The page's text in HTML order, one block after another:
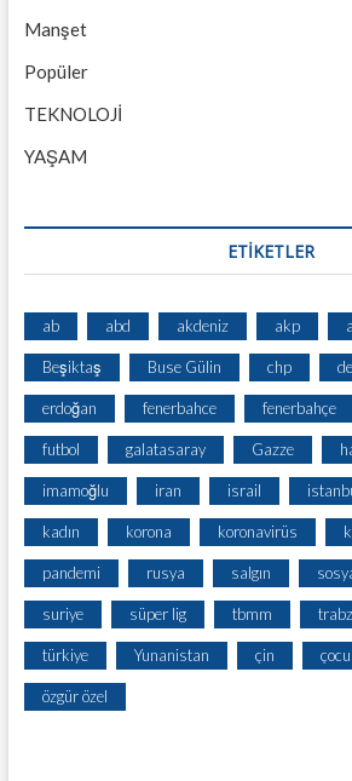
Manşet
Popüler
TEKNOLOJİ
YAŞAM
ETİKETLER
ab abd akdeniz akp
Beşiktaş Buse Gülin chp
erdoğan fenerbahce fenerbahçe
futbol galatasaray Gazze
imamoğlu iran israil
kadın korona koronavirüs
pandemi rusya salgın
suriye süper lig tbmm
türkiye Yunanistan çin
özgür özel